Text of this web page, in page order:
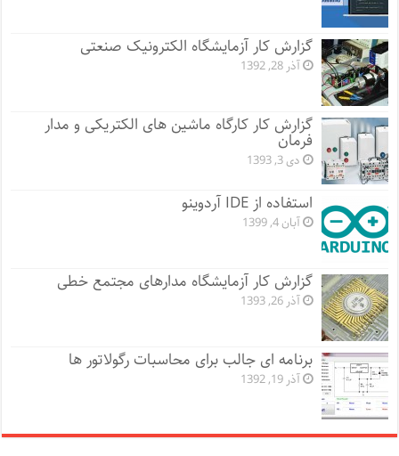
گزارش کار آزمایشگاه الکترونیک صنعتی
آذر 28, 1392
گزارش کار کارگاه ماشین های الکتریکی و مدار
فرمان
دی 3, 1393
استفاده از IDE آردوینو
آبان 4, 1399
گزارش کار آزمایشگاه مدارهای مجتمع خطی
آذر 26, 1393
برنامه ای جالب برای محاسبات رگولاتور ها
آذر 19, 1392